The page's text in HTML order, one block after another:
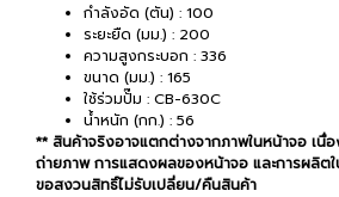
กำลังอัด (ตัน) : 100
ระยะยืด (มม.) : 200
ความสูงกระบอก : 336
ขนาด (มม.) : 165
ใช้ร่วมปั๊ม : CB-630C
น้ำหนัก (กก.) : 56
** สินค้าจริงอาจแตกต่างจากภาพในหน้าจอ เนื่
ถ่ายภาพ การแสดงผลของหน้าจอ และการผลิต
ขอสงวนสิทธิ์ไม่รับเปลี่ยน/คืนสินค้า